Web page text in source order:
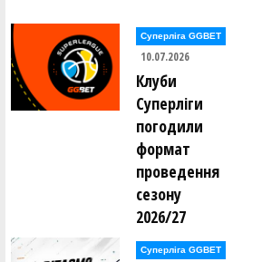
Едуард Тельчаров ()
Олексій Тимощук ()
Сергій Тисленко ()
Андрій Тихонов ()
І. Ткаченко ()
Олександр Тюрін ()
Суперліга GGBET
10.07.2026
Клуби
Суперліги
погодили
формат
проведення
сезону
2026/27
Суперліга GGBET